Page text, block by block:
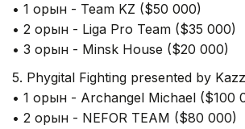
• 1 орын - Team KZ ($50 000)
• 2 орын - Liga Pro Team ($35 000)
• 3 орын - Minsk House ($20 000)
5. Phygital Fighting presented by
• 1 орын - Archangel Michael ($100
• 2 орын - NEFOR TEAM ($80 000)